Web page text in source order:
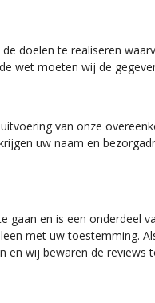
doelen te realiseren
wet moeten wij de
van onze
uw naam en
en is een onderdeel
met uw toestemming.
wij bewaren de reviews